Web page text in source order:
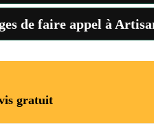
de faire appel à
gratuit